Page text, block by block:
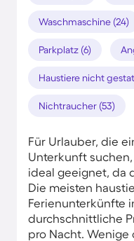
Waschmaschine (24)
Parkplatz (6)
Haustiere nicht
Nichtraucher (53)
Für Urlauber, die
Unterkunft
ideal geeignet, da
Die meisten
Ferienunterkünfte
durchschnittliche
pro Nacht.